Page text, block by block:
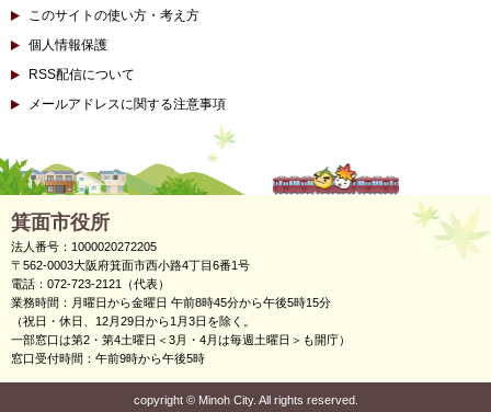
このサイトの使い方・考え方
個人情報保護
RSS配信について
メールアドレスに関する注意事項
箕面市役所
法人番号：1000020272205
〒562-0003大阪府箕面市西小路4丁目6番1号
電話：072-723-2121（代表）
業務時間：月曜日から金曜日 午前8時45分から午後5時15分
（祝日・休日、12月29日から1月3日を除く。
一部窓口は第2・第4土曜日＜3月・4月は毎週土曜日＞も開庁）
窓口受付時間：午前9時から午後5時
copyright ©Minoh City. All rights reserved.